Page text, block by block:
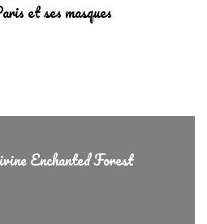
et ses masques
Enchanted Forest